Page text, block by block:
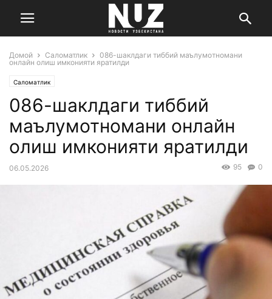
Домой Саломатлик
086-шаклдаги тиббий маълумотномани
онлайн олиш имконияти яратилди
Саломатлик
086-шаклдаги тиббий
маълумотномани онлайн
олиш имконияти яратилди
06.05.2026 0
95